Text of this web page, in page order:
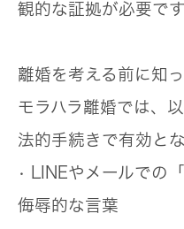
観的な証拠が必要です
離婚を考える前に知
モラハラ離婚では、
法的手続きで有効とな
• LINEやメールでの
侮辱的な言葉